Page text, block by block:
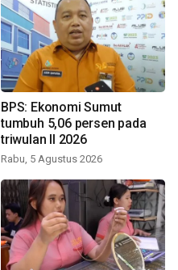
BPS: Ekonomi Sumut
tumbuh 5,06 persen pada
triwulan II 2026
Rabu, 5 Agustus 2026